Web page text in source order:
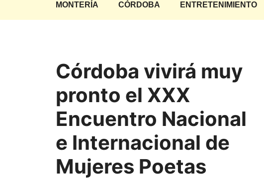
MONTERÍA CÓRDOBA ENTRETENIMIENTO
Córdoba vivirá muy
pronto el XXX
Encuentro Nacional
e Internacional de
Mujeres Poetas